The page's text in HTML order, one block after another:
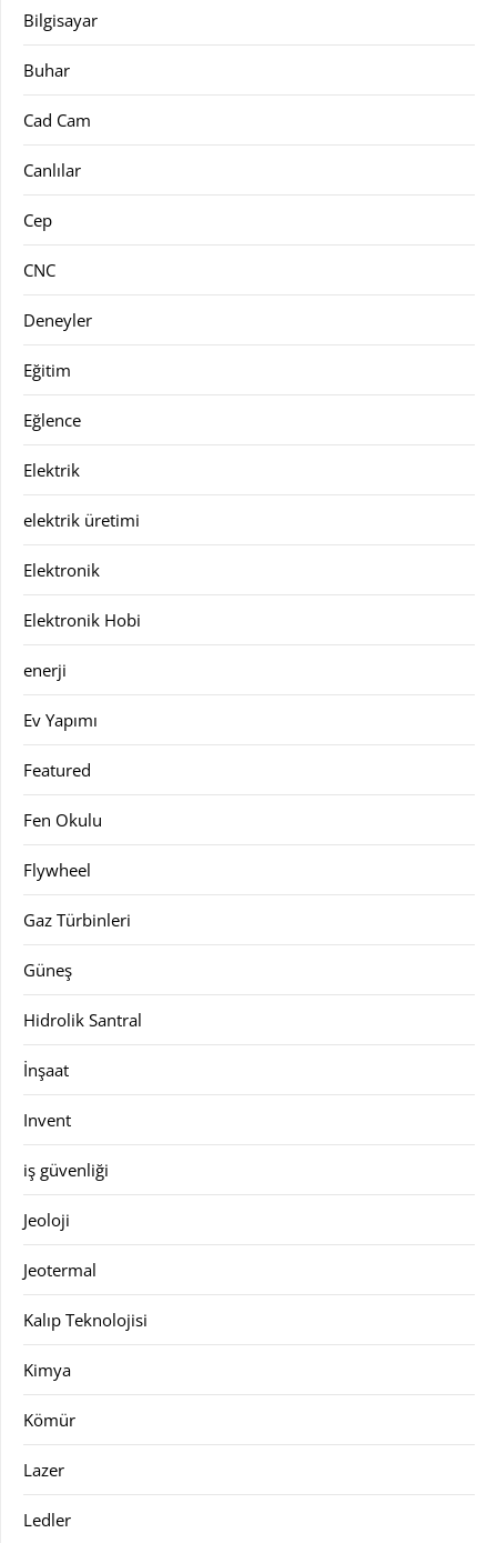
Bilgisayar
Buhar
Cad Cam
Canlılar
Cep
CNC
Deneyler
Eğitim
Eğlence
Elektrik
elektrik üretimi
Elektronik
Elektronik Hobi
enerji
Ev Yapımı
Featured
Fen Okulu
Flywheel
Gaz Türbinleri
Güneş
Hidrolik Santral
İnşaat
Invent
iş güvenliği
Jeoloji
Jeotermal
Kalıp Teknolojisi
Kimya
Kömür
Lazer
Ledler